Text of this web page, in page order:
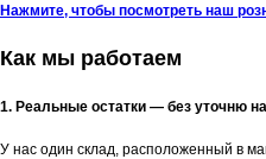
Нажмите, чтобы посмотреть наш
Как мы работаем
1. Реальные остатки — без уточню
У нас один склад, расположенный в